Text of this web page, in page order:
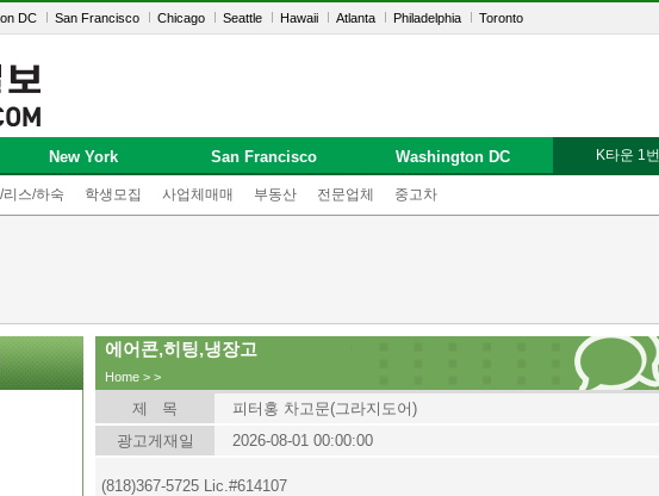
DC San Francisco Chicago Seattle Hawaii Atlanta Philadelphia Toronto
리스/하숙 학생모집 사업체매매 부동산 전문업체 중고차
New York San Francisco Washington DC K타운 1
에어콘,히팅,냉장고
Home > >
제 목
피터홍 차고문(그라지도어)
광고게재일
2026-08-01 00:00:00
(818)367-5725 Lic.#614107